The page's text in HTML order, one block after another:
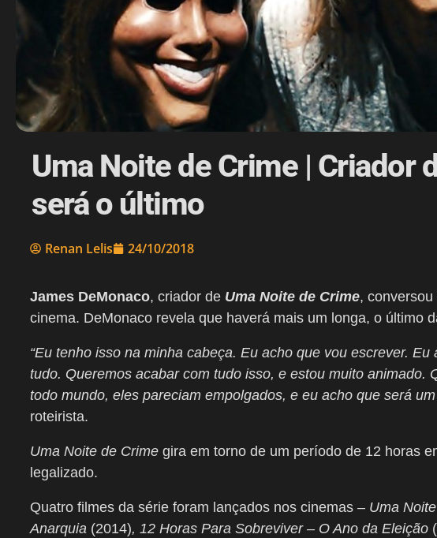
Uma Noite de Crime | Criador
será o último
Renan Lelis 24/10/2018
James DeMonaco, criador de Uma Noite de Crime, conversou
cinema. DeMonaco revela que haverá mais um longa, o último
“Eu tenho isso na minha cabeça. Eu acho que vou escrever.
tudo. Queremos acabar com tudo isso, e estou muito animado.
todo mundo, eles pareciam empolgados, e eu acho que será
roteirista.
Uma Noite de Crime gira em torno de um período de 12 horas
legalizado.
Quatro filmes da série foram lançados nos cinemas – Uma
Anarquia (2014), 12 Horas Para Sobreviver – O Ano da Eleição